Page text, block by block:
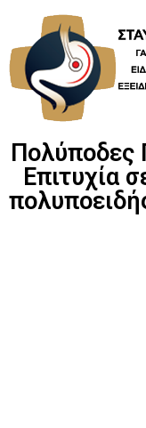
content
Πολύποδες
Επιτυχία